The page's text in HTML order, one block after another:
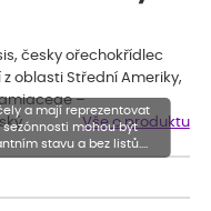
česky ořechokřídlec
oblasti Střední Ameriky,
–
Vše o produktu
a mají reprezentovat
sezónnosti mohou být
stavu a bez listů.
než je uvedená výška,